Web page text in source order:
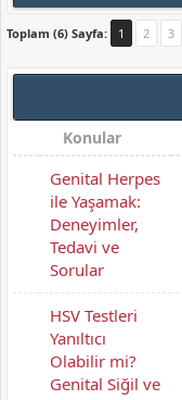
Toplam (6) Sayfa: 1 2 3
Konular
Genital Herpes
ile Yaşamak:
Deneyimler,
Tedavi ve
Sorular
HSV Testleri
Yanıltıcı
Olabilir mi?
Genital Siğil ve